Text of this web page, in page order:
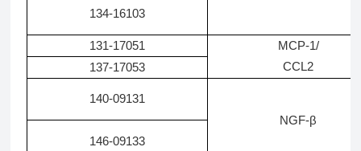
134-16103
131-17051
MCP-1/
CCL2
137-17053
140-09131
NGF-β
146-09133